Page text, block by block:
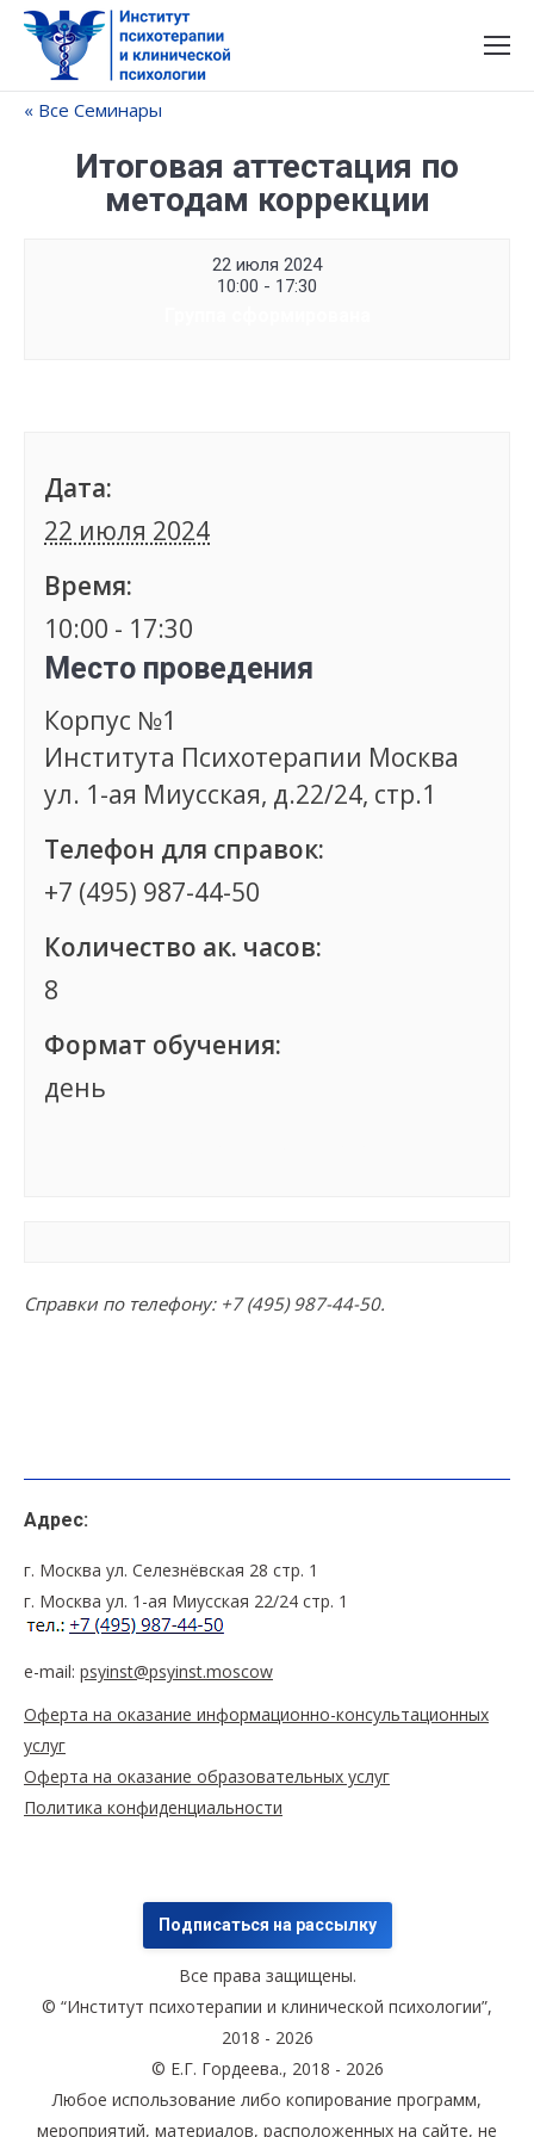
« Все Семинары
Итоговая аттестация по
методам коррекции
22 июля 2024
10:00 - 17:30
Дата:
22 июля 2024
Время:
10:00 - 17:30
Место проведения
Корпус №1
Института Психотерапии Москва
ул. 1-ая Миусская, д.22/24, стр.1
Телефон для справок:
+7 (495) 987-44-50
Количество ак. часов:
8
Формат обучения:
день
Справки по телефону: +7 (495) 987-44-50.
Адрес:
г. Москва ул. Селезнёвская 28 стр. 1
г. Москва ул. 1-ая Миусская 22/24 стр. 1
e-mail: psyinst@psyinst.moscow
Оферта на оказание информационно-консультационных
услуг
Оферта на оказание образовательных услуг
Политика конфиденциальности
Подписаться на рассылку
Все права защищены.
© “Институт психотерапии и клинической психологии”,
2018 - 2026
© Е.Г. Гордеева., 2018 - 2026
Любое использование либо копирование программ,
мероприятий, материалов, расположенных на сайте, не